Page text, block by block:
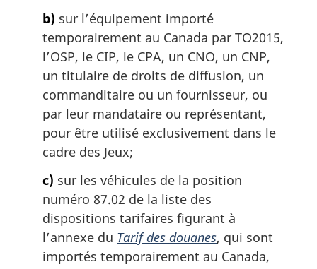
b) sur l’équipement importé
temporairement au Canada par TO2015,
l’OSP, le CIP, le CPA, un CNO, un CNP,
un titulaire de droits de diffusion, un
commanditaire ou un fournisseur, ou
par leur mandataire ou représentant,
pour être utilisé exclusivement dans le
cadre des Jeux;
c) sur les véhicules de la position
numéro 87.02 de la liste des
dispositions tarifaires figurant à
l’annexe du Tarif des douanes, qui sont
importés temporairement au Canada,